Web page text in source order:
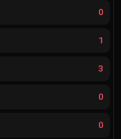
0
1
3
0
0